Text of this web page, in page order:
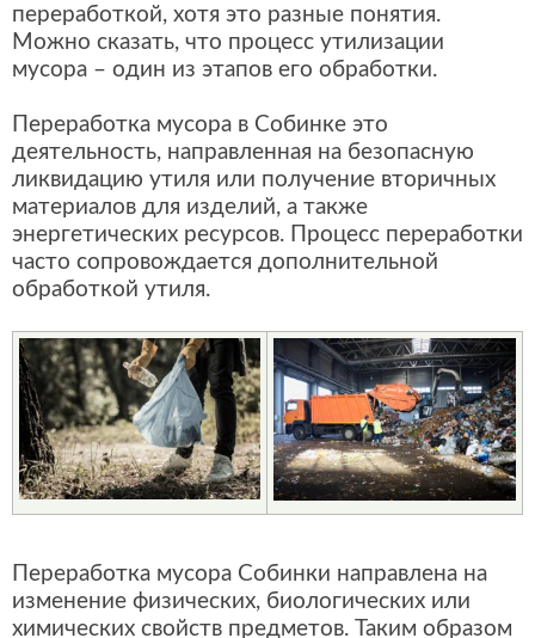
переработкой, хотя это разные понятия.
Можно сказать, что процесс утилизации
мусора – один из этапов его обработки.
Переработка мусора в Собинке это
деятельность, направленная на безопасную
ликвидацию утиля или получение вторичных
материалов для изделий, а также
энергетических ресурсов. Процесс переработки
часто сопровождается дополнительной
обработкой утиля.
Переработка мусора Собинки направлена на
изменение физических, биологических или
химических свойств предметов. Таким образом